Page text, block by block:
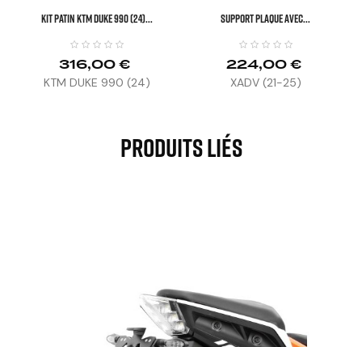
KIT PATIN KTM DUKE 990 (24)...
316,00 €
KTM DUKE 990 (24)
SUPPORT PLAQUE AVEC...
224,00 €
XADV (21-25)
Produits Liés